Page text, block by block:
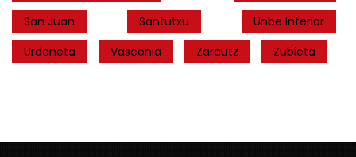
San Juan
Santutxu
Unbe Inferior
Urdaneta
Vasconia Zarautz Zubieta